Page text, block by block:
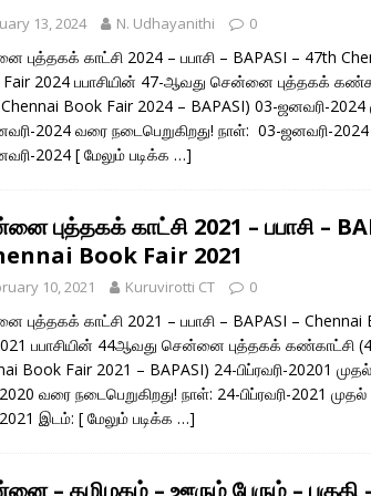
வகைகள் – இலக்கணம் அறிவோம்
இயல் தமிழ்
இலக்கண வகைகள் – இலக்கணம் அறிவோம்
கணிதம்
அறிவியல் காரணம் என்ன? | குருவிரொட்டி
13, 2024 N. Udhayanithi 0
புத்தகக் காட்சி 2024 – பபாசி – BAPASI – 47th
Fair 2024 பபாசியின் 47-ஆவது சென்னை புத்தகக்
Book Fair 2024 – BAPASI) 03-ஜனவரி-2024
2024 வரை நடைபெறுகிறது! நாள்: 03-ஜனவரி-
2024 [ மேலும் படிக்க …]
புத்தகக் காட்சி 2021 – பபாசி –
Book Fair 2021
10, 2021 Kuruvirotti CT 0
புத்தகக் காட்சி 2021 – பபாசி – BAPASI – Chennai
பபாசியின் 44ஆவது சென்னை புத்தகக் கண்காட்சி
Book Fair 2021 – BAPASI) 24-பிப்ரவரி-20201
வரை நடைபெறுகிறது! நாள்: 24-பிப்ரவரி-2021 முதல்
இடம்: [ மேலும் படிக்க …]
– தமிழகம் – ஊரும் பேரும் – பகுதி